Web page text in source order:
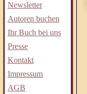
Newsletter
Autoren buchen
Ihr Buch bei uns
Presse
Kontakt
Impressum
AGB